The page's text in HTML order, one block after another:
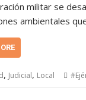
militar se
ambientales
, Judicial, Local